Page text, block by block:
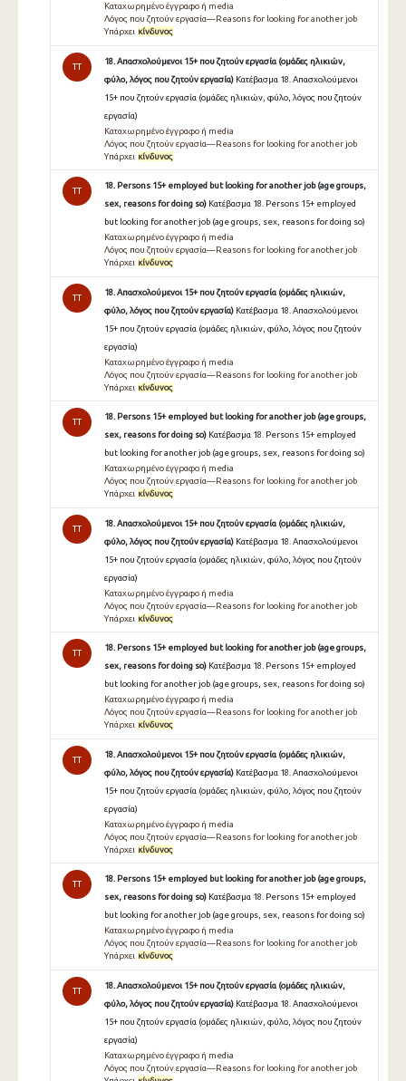
Καταχωρημένο έγγραφο ή media
Λόγος που ζητούν εργασία—Reasons for looking for another job
Υπάρχει κίνδυνος
TT
18. Απασχολούμενοι 15+ που ζητούν εργασία (ομάδες ηλικιών,
φύλο, λόγος που ζητούν εργασία) Κατέβασμα 18. Απασχολούμενοι
15+ που ζητούν εργασία (ομάδες ηλικιών, φύλο, λόγος που ζητούν
εργασία)
Καταχωρημένο έγγραφο ή media
Λόγος που ζητούν εργασία—Reasons for looking for another job
Υπάρχει κίνδυνος
TT
18. Persons 15+ employed but looking for another job (age groups,
sex, reasons for doing so) Κατέβασμα 18. Persons 15+ employed
but looking for another job (age groups, sex, reasons for doing so)
Καταχωρημένο έγγραφο ή media
Λόγος που ζητούν εργασία—Reasons for looking for another job
Υπάρχει κίνδυνος
TT
18. Απασχολούμενοι 15+ που ζητούν εργασία (ομάδες ηλικιών,
φύλο, λόγος που ζητούν εργασία) Κατέβασμα 18. Απασχολούμενοι
15+ που ζητούν εργασία (ομάδες ηλικιών, φύλο, λόγος που ζητούν
εργασία)
Καταχωρημένο έγγραφο ή media
Λόγος που ζητούν εργασία—Reasons for looking for another job
Υπάρχει κίνδυνος
TT
18. Persons 15+ employed but looking for another job (age groups,
sex, reasons for doing so) Κατέβασμα 18. Persons 15+ employed
but looking for another job (age groups, sex, reasons for doing so)
Καταχωρημένο έγγραφο ή media
Λόγος που ζητούν εργασία—Reasons for looking for another job
Υπάρχει κίνδυνος
TT
18. Απασχολούμενοι 15+ που ζητούν εργασία (ομάδες ηλικιών,
φύλο, λόγος που ζητούν εργασία) Κατέβασμα 18. Απασχολούμενοι
15+ που ζητούν εργασία (ομάδες ηλικιών, φύλο, λόγος που ζητούν
εργασία)
Καταχωρημένο έγγραφο ή media
Λόγος που ζητούν εργασία—Reasons for looking for another job
Υπάρχει κίνδυνος
TT
18. Persons 15+ employed but looking for another job (age groups,
sex, reasons for doing so) Κατέβασμα 18. Persons 15+ employed
but looking for another job (age groups, sex, reasons for doing so)
Καταχωρημένο έγγραφο ή media
Λόγος που ζητούν εργασία—Reasons for looking for another job
Υπάρχει κίνδυνος
TT
18. Απασχολούμενοι 15+ που ζητούν εργασία (ομάδες ηλικιών,
φύλο, λόγος που ζητούν εργασία) Κατέβασμα 18. Απασχολούμενοι
15+ που ζητούν εργασία (ομάδες ηλικιών, φύλο, λόγος που ζητούν
εργασία)
Καταχωρημένο έγγραφο ή media
Λόγος που ζητούν εργασία—Reasons for looking for another job
Υπάρχει κίνδυνος
TT
18. Persons 15+ employed but looking for another job (age groups,
sex, reasons for doing so) Κατέβασμα 18. Persons 15+ employed
but looking for another job (age groups, sex, reasons for doing so)
Καταχωρημένο έγγραφο ή media
Λόγος που ζητούν εργασία—Reasons for looking for another job
Υπάρχει κίνδυνος
TT
18. Απασχολούμενοι 15+ που ζητούν εργασία (ομάδες ηλικιών,
φύλο, λόγος που ζητούν εργασία) Κατέβασμα 18. Απασχολούμενοι
15+ που ζητούν εργασία (ομάδες ηλικιών, φύλο, λόγος που ζητούν
εργασία)
Καταχωρημένο έγγραφο ή media
Λόγος που ζητούν εργασία—Reasons for looking for another job